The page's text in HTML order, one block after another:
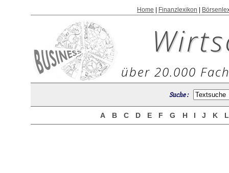
Home Finanzlexikon
über 20.000
Suche :
A B C D E F G H I J K